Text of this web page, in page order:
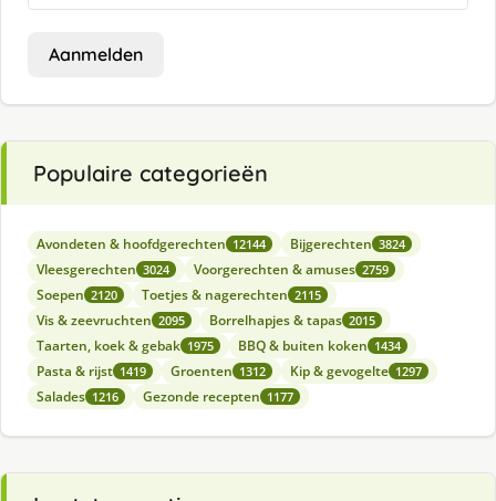
Aanmelden
Populaire categorieën
Avondeten & hoofdgerechten 12144 Bijgerechten 3824
Vleesgerechten 3024 Voorgerechten & amuses 2759
Soepen 2120 Toetjes & nagerechten 2115
Vis & zeevruchten 2095 Borrelhapjes & tapas 2015
Taarten, koek & gebak 1975 BBQ & buiten koken 1434
Pasta & rijst 1419 Groenten 1312 Kip & gevogelte 1297
Salades 1216 Gezonde recepten 1177